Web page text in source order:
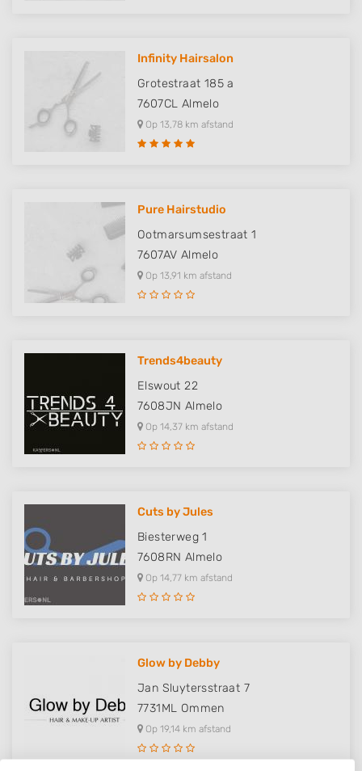
Infinity Hairsalon
Grotestraat 185 a
7607CL Almelo
Op 13,78 km afstand
Pure Hairstudio
Ootmarsumsestraat 1
7607AV Almelo
Op 13,91 km afstand
Trends4beauty
Elswout 22
7608JN Almelo
Op 14,37 km afstand
Cuts by Jules
Biesterweg 1
7608RN Almelo
Op 14,77 km afstand
Glow by Debby
Jan Sluytersstraat 7
7731ML Ommen
Op 19,14 km afstand